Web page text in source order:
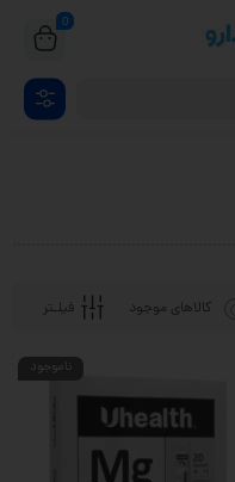
0
فیلـتر کالاهای موجود
ناموجود